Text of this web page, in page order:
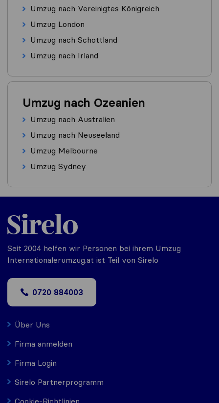
Umzug nach Vereinigtes Königreich
Umzug London
Umzug nach Schottland
Umzug nach Irland
Umzug nach Ozeanien
Umzug nach Australien
Umzug nach Neuseeland
Umzug Melbourne
Umzug Sydney
Seit 2004 helfen wir Personen bei ihrem Umzug
Internationalerumzug.at ist Teil von Sirelo
0720 884003
Über Uns
Firma anmelden
Firma Login
Sirelo Partnerprogramm